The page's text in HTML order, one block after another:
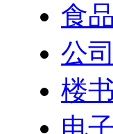
食
公
楼
电